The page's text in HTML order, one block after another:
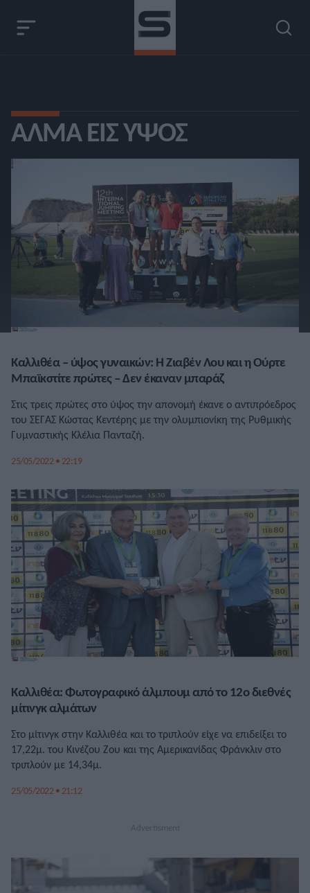
ΆΛΜΑ ΕΙΣ ΎΨΟΣ
Καλλιθέα – ύψος γυναικών: Η Ζιαβέν Λου και η Ούρτε
Μπαϊκστίτε πρώτες – Δεν έκαναν μπαράζ
Στις τρεις πρώτες στο ύψος την απονομή έκανε ο αντιπρόεδρος
του ΣΕΓΑΣ Κώστας Κεντέρης με την ολυμπιονίκη της Ρυθμικής
Γυμναστικής Κλέλια Πανταζή.
25/05/2022 • 22:19
Καλλιθέα: Φωτογραφικό άλμπουμ από το 12ο διεθνές
μίτινγκ αλμάτων
Στο μίτινγκ στην Καλλιθέα και το τριπλούν είχε να επιδείξει το
17,22μ. του Κινέζου Ζου και της Αμερικανίδας Φράνκλιν στο
τριπλούν με 14,34μ.
25/05/2022 • 21:12